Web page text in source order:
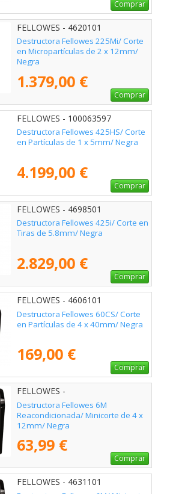
Comprar
FELLOWES - 4620101
Destructora Fellowes 225Mi/ Corte
en Micropartículas de 2 x 12mm/
Negra
1.379,00 €
Comprar
FELLOWES - 100063597
Destructora Fellowes 425HS/ Corte
en Partículas de 1 x 5mm/ Negra
4.199,00 €
Comprar
FELLOWES - 4698501
Destructora Fellowes 425i/ Corte en
Tiras de 5.8mm/ Negra
2.829,00 €
Comprar
FELLOWES - 4606101
Destructora Fellowes 60CS/ Corte
en Partículas de 4 x 40mm/ Negra
169,00 €
Comprar
FELLOWES -
Destructora Fellowes 6M
Reacondicionada/ Minicorte de 4 x
12mm/ Negra
63,99 €
Comprar
FELLOWES - 4631101